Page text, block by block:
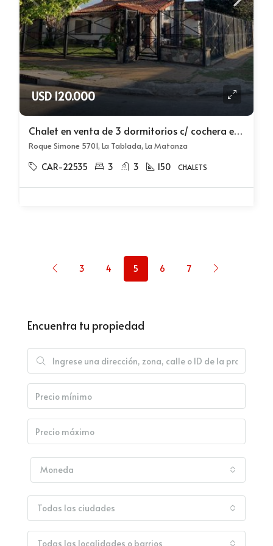
USD 120.000
Chalet en venta de 3 dormitorios c/ cochera en La Tablada
Roque Simone 5701, La Tablada, La Matanza
CAR-22535 3 3 150 CHALETS
3 4 5 6 7
Encuentra tu propiedad
Moneda
Todas las ciudades
Todas las localidades o barrios